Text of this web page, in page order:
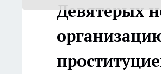
Девятерых